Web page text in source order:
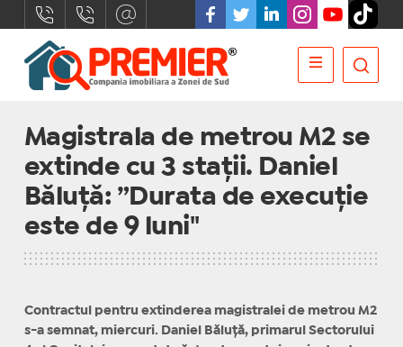
Magistrala de metrou M2 se
extinde cu 3 stații. Daniel
Băluță: ”Durata de execuție
este de 9 luni"
Contractul pentru extinderea magistralei de metrou M2
s-a semnat, miercuri. Daniel Băluță, primarul Sectorului